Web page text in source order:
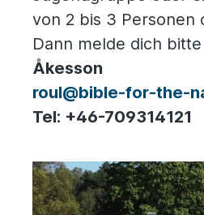
von 2 bis 3 Personen
Dann melde dich
Åkesson
roul@bible-for-the-
Tel: +46-709314121